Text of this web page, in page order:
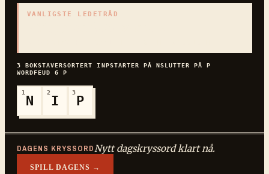
VANLIGSTE LEDETRÅD
3 BOKSTAVERSORTERTINPSTARTER PÅ NSLUTTER PÅP
WORDFEUD6 P
1
N
2
I
3
P
DAGENS KRYSSORDNytt dagskryssord klart nå.
SPILL DAGENS →